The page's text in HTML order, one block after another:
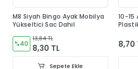
M8 Siyah Bingo Ayak Mobilya
Yükseltici Sac Dahil
%40
13,84 TL
8,30 TL
Sepete Ekle
10-15
8,70